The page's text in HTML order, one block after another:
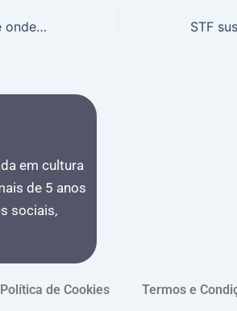
Remo x Paysandu horário e onde assistir à final do Paraense, domingo às 17h no Mangueirão, transmissão pela TV Cultura do Pará e Canal do Benja no YouTube
em cultura
de 5 anos
sociais,
Política de Cookies Termos e